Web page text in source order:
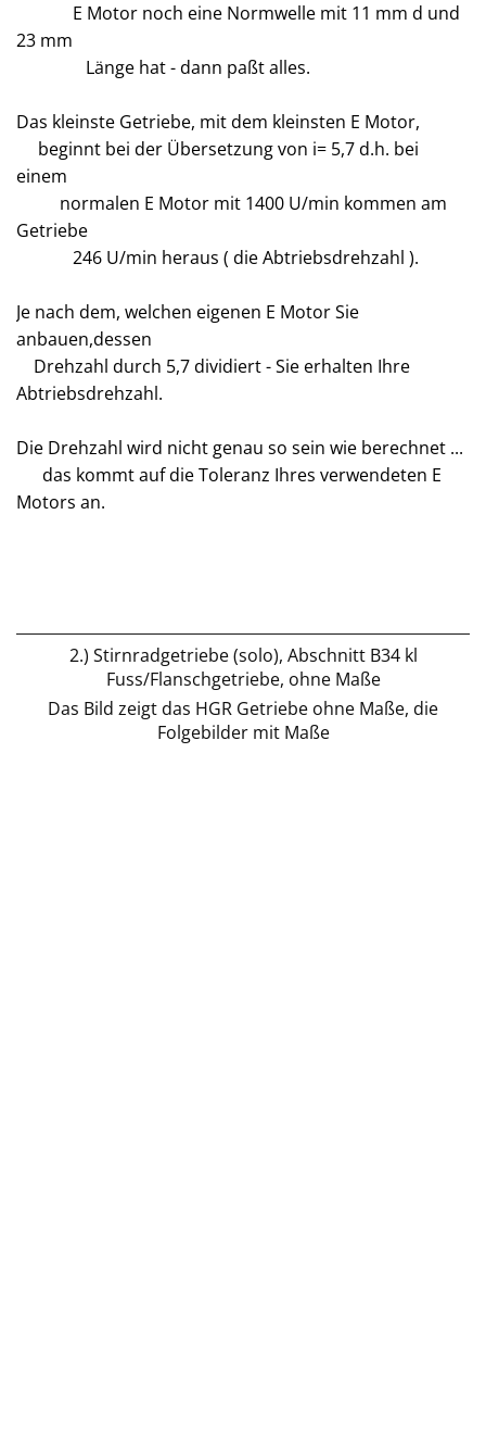
E Motor noch eine Normwelle mit 11 mm d und
23 mm
Länge hat - dann paßt alles.
Das kleinste Getriebe, mit dem kleinsten E Motor,
beginnt bei der Übersetzung von i= 5,7 d.h. bei
einem
normalen E Motor mit 1400 U/min kommen am
Getriebe
246 U/min heraus ( die Abtriebsdrehzahl ).
Je nach dem, welchen eigenen E Motor Sie
anbauen,dessen
Drehzahl durch 5,7 dividiert - Sie erhalten Ihre
Abtriebsdrehzahl.
Die Drehzahl wird nicht genau so sein wie berechnet ...
das kommt auf die Toleranz Ihres verwendeten E
Motors an.
2.) Stirnradgetriebe (solo), Abschnitt B34 kl
Fuss/Flanschgetriebe, ohne Maße
Das Bild zeigt das HGR Getriebe ohne Maße, die
Folgebilder mit Maße